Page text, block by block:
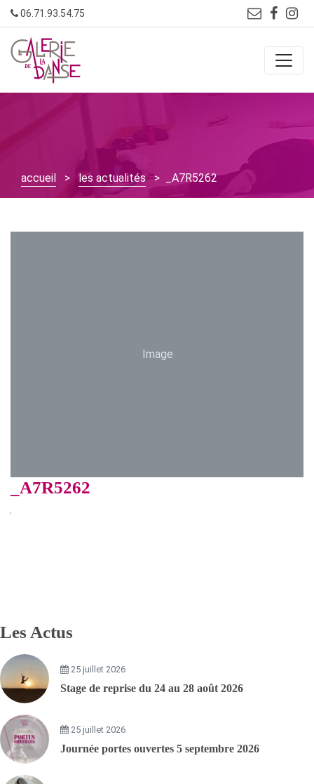
Skip
to
content
06.71.93.54.75
accueil > les actualités > _A7R5262
Image
_A7R5262
Les Actus
25 juillet 2026
Stage de reprise du 24 au 28 août 2026
25 juillet 2026
Journée portes ouvertes 5 septembre 2026